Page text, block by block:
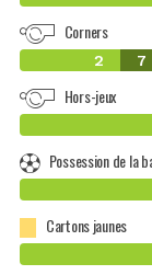
Corners
2 7
Hors-jeux
Possession de la
Cartons jaunes